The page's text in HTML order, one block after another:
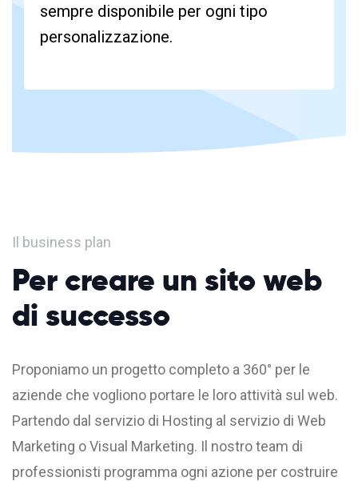
sempre disponibile per ogni tipo
personalizzazione.
Il business plan
Per creare un sito web
di successo
Proponiamo un progetto completo a 360° per le
aziende che vogliono portare le loro attività sul web.
Partendo dal servizio di Hosting al servizio di Web
Marketing o Visual Marketing. Il nostro team di
professionisti programma ogni azione per costruire